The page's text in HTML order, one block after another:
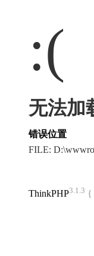
:(
无法加
错误位置
FILE:
ThinkPHP3.1.3 {